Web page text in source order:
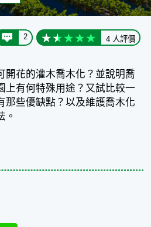
2 4 人評價
開花的灌木喬木化？並說明喬
上有何特殊用途？又試比較一
那些優缺點？以及維護喬木化
。